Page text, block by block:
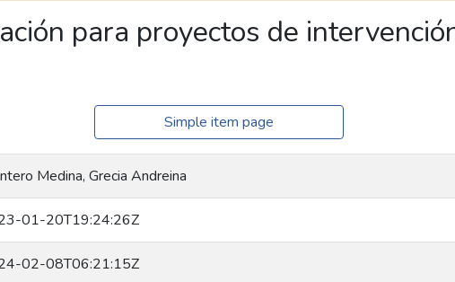
para proyectos de
Simple item page
Medina, Grecia Andreina
01-20T19:24:26Z
02-08T06:21:15Z